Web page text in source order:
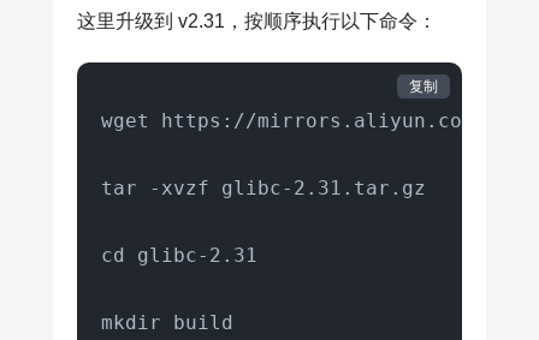
这里升级到 v2.31，按顺序执行以下命令：
wget https://mirrors.aliyun.com/
tar -xvzf glibc-2.31.tar.gz
cd glibc-2.31
mkdir build
复制